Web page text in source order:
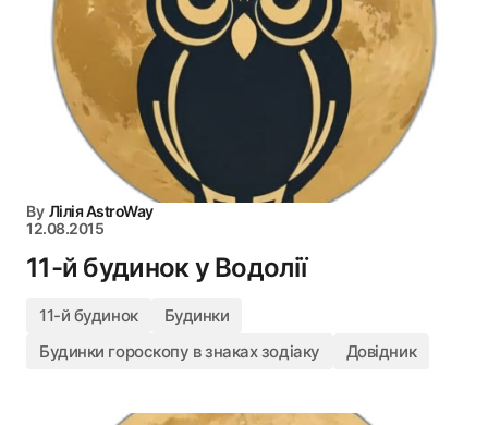
By Лілія AstroWay
12.08.2015
11-й будинок у Водолії
11-й будинок
Будинки
Будинки гороскопу в знаках зодіаку
Довідник